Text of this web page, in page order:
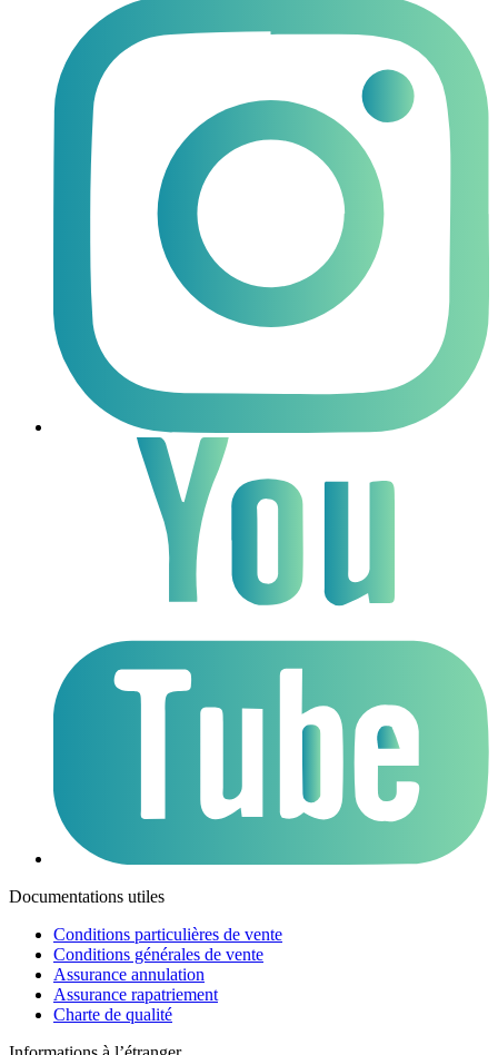
Documentations utiles
Conditions particulières de vente
Conditions générales de vente
Assurance annulation
Assurance rapatriement
Charte de qualité